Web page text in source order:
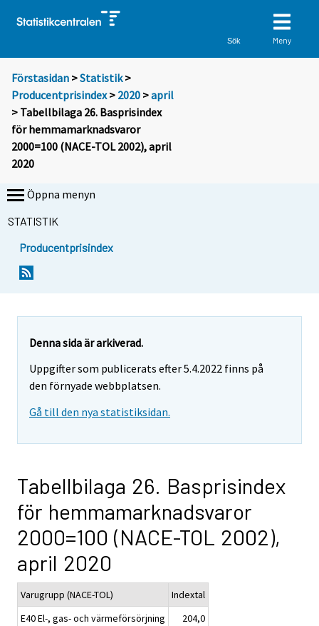
Sök Meny
Förstasidan >Statistik >
Producentprisindex> 2020 >april
> Tabellbilaga 26. Basprisindex
för hemmamarknadsvaror
2000=100 (NACE-TOL 2002), april
2020
Öppna menyn
STATISTIK
Producentprisindex
Denna sida är arkiverad.
Uppgifter som publicerats efter 5.4.2022 finns på
den förnyade webbplatsen.
Gå till den nya statistiksidan.
Tabellbilaga 26. Basprisindex
för hemmamarknadsvaror
2000=100 (NACE-TOL 2002),
april 2020
Varugrupp (NACE-TOL)
Indextal
E40 El-, gas- och värmeförsörjning
204,0